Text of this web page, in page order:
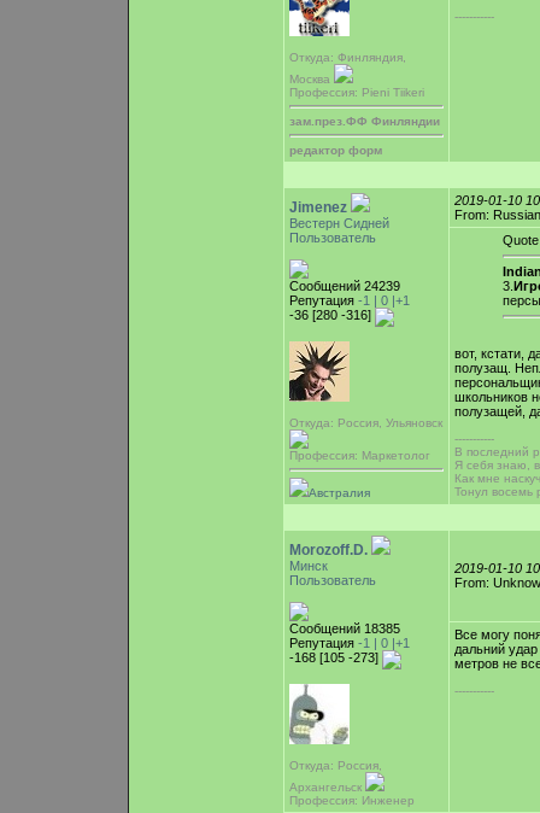
Откуда: Финляндия,
Москва
Профессия: Pieni Tiikeri
зам.през.ФФ Финляндии
редактор форм
-----------
Jimenez
Вестерн Сидней
Пользователь
Сообщений 24239
Репутация -1 | 0 |+1
-36 [280 -316]
Откуда: Россия, Ульяновск
Профессия: Маркетолог
Австралия
2019-01-10
From:
Quote
3.
вот, кстати,
полузащ.
школьников
полузащей,
-----------
В последний
Я себя знаю,
Как мне
Тонул восемь
Morozoff.D.
Минск
Пользователь
Сообщений 18385
Репутация -1 | 0 |+1
-168 [105 -273]
Откуда: Россия,
Архангельск
Профессия: Инженер
2019-01-10
From:
Все могу
дальний
метров не
-----------